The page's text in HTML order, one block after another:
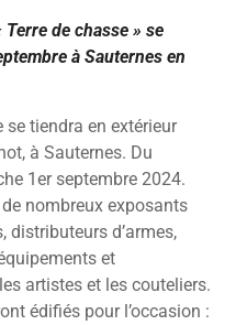
de chasse » se
à Sauternes en
tiendra en extérieur
à Sauternes. Du
1er septembre 2024.
nombreux exposants
distributeurs d’armes,
et
artistes et les couteliers.
édifiés pour l’occasion :